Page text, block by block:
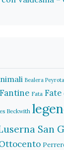
Bealera Peyrota
Fantine Fata Fate
Beckwith
San